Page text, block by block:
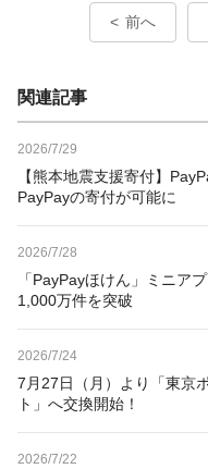
前へ
関連記事
2026/7/29
【熊本地震支援寄付】
PayPayの寄付が可能に
2026/7/28
「PayPayほけん」ミニア
1,000万件を突破
2026/7/24
7月27日（月）より「東京
ト」へ交換開始！
2026/7/22